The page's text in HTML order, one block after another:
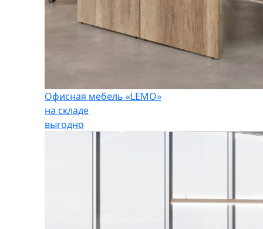
Офисная мебель «LEMO»
на складе
выгодно